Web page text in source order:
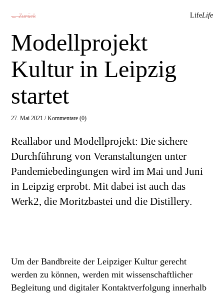
← Zurück LifeLife
Modellprojekt
Kultur in Leipzig
startet
27. Mai 2021 /Kommentare (0)
Reallabor und Modellprojekt: Die sichere
Durchführung von Veranstaltungen unter
Pandemiebedingungen wird im Mai und Juni
in Leipzig erprobt. Mit dabei ist auch das
Werk2, die Moritzbastei und die Distillery.
Um der Bandbreite der Leipziger Kultur gerecht
werden zu können, werden mit wissenschaftlicher
Begleitung und digitaler Kontaktverfolgung innerhalb